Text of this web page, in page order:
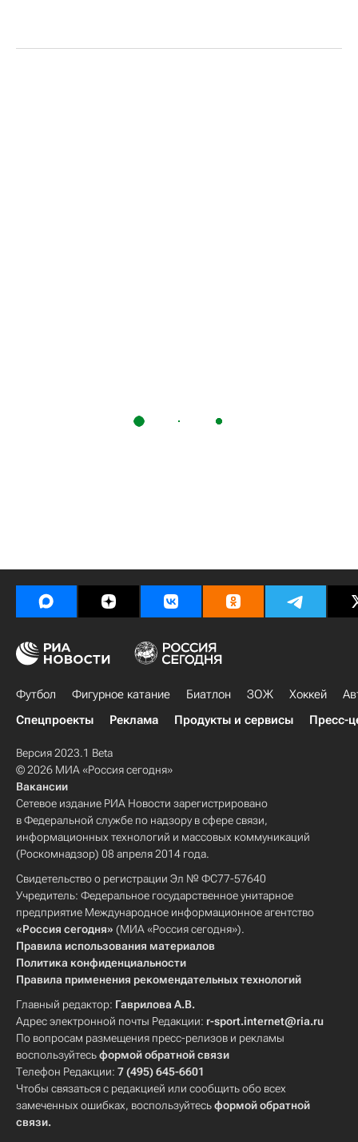
Футбол Фигурное катание Биатлон ЗОЖ Хоккей
Спецпроекты
Реклама Продукты и сервисы Пресс-
Версия 2023.1 Beta
© 2026 МИА «Россия сегодня»
Вакансии
Сетевое издание РИА Новости зарегистрировано
в Федеральной службе по надзору в сфере связи,
информационных технологий и массовых коммуникаций
(Роскомнадзор) 08 апреля 2014 года.
Свидетельство о регистрации Эл № ФС77-57640
Учредитель: Федеральное государственное унитарное
предприятие Международное информационное агентство
«Россия сегодня» (МИА «Россия сегодня»).
Правила использования материалов
Политика конфиденциальности
Правила применения рекомендательных технологий
Главный редактор: Гаврилова А.В.
Адрес электронной почты Редакции: r-sport.internet@ria.ru
По вопросам размещения пресс-релизов и рекламы
воспользуйтесьформой обратной связи
Телефон Редакции: 7 (495) 645-6601
Чтобы связаться с редакцией или сообщить обо всех
замеченных ошибках, воспользуйтесьформой обратной
связи.